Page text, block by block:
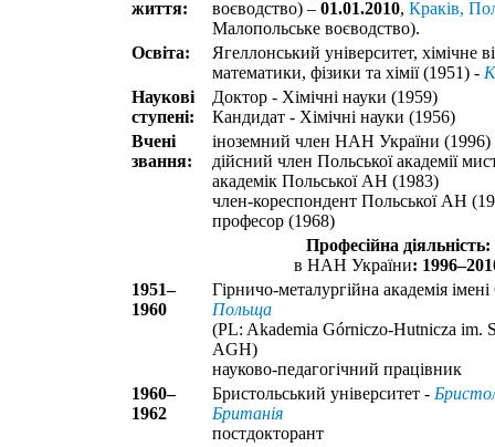
життя:
воєводство) – 01.01.2010, Краків,
Малопольське воєводство).
Освіта:
Ягеллонський університет, хімічне
математики, фізики та хімії (1951) -
Наукові
ступені:
Доктор - Хімічні науки (1959)
Кандидат - Хімічні науки (1956)
Вчені
звання:
іноземний член НАН України (1996)
дійсний член Польської академії
академік Польської АН (1983)
член-кореспондент Польської АН
професор (1968)
Професійна діяльність:
в НАН України:
1951–
1960
Гірничо-металургійна академія
Польща
(PL: Akademia Górniczo-Hutnicza im.
AGH)
науково-педагогічний працівник
1960–
1962
Бристольський університет -
Британія
постдокторант